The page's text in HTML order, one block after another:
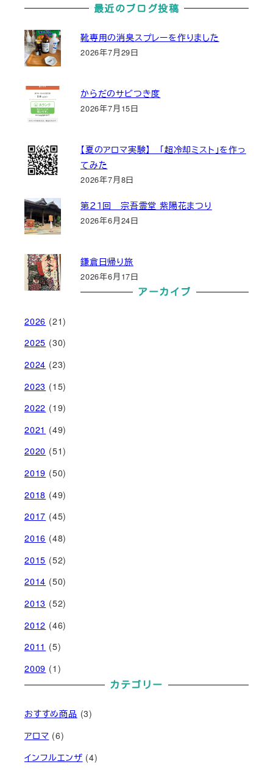
最近のブログ投稿
靴専用の消臭スプレーを作りました
2026年7月29日
からだのサビつき度
2026年7月15日
【夏のアロマ実験】 「超冷却ミスト」を作っ
てみた
2026年7月8日
第２１回 宗吾霊堂 紫陽花まつり
2026年6月24日
鎌倉日帰り旅
2026年6月17日
アーカイブ
2026 (21)
2025 (30)
2024 (23)
2023 (15)
2022 (19)
2021 (49)
2020 (51)
2019 (50)
2018 (49)
2017 (45)
2016 (48)
2015 (52)
2014 (50)
2013 (52)
2012 (46)
2011 (5)
2009 (1)
カテゴリー
おすすめ商品 (3)
アロマ (6)
インフルエンザ (4)